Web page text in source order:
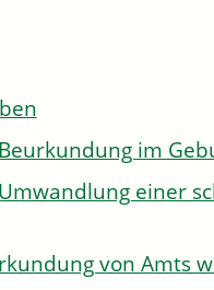
im
einer
von Amts